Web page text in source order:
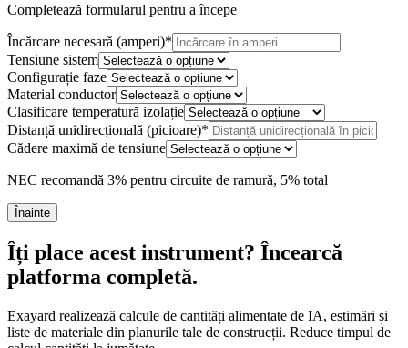
Completează formularul pentru a începe
Încărcare necesară (amperi)*
Tensiune sistem
Configurație faze
Material conductor
Clasificare temperatură izolație
Distanță unidirecțională (picioare)*
Cădere maximă de tensiune
NEC recomandă 3% pentru circuite de ramură, 5% total
Înainte
Îți place acest instrument? Încearcă
platforma completă.
Exayard realizează calcule de cantități alimentate de IA, estimări și
liste de materiale din planurile tale de construcții. Reduce timpul de